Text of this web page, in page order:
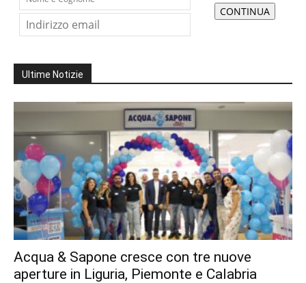
Ultime Notizie
Acqua & Sapone cresce con tre nuove
aperture in Liguria, Piemonte e Calabria